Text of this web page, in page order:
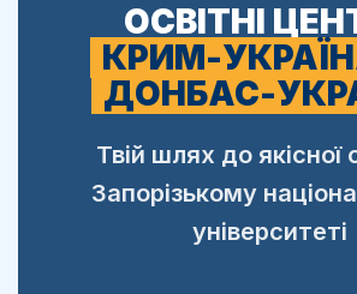
ОСВІТНІ
КРИМ-
ДОНБАС-
Твій шлях до якісної
Запорізькому
університеті